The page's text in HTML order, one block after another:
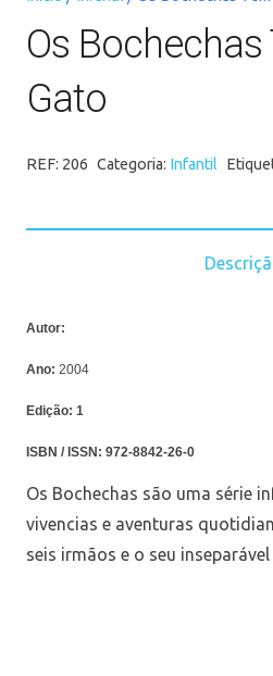
Os
Gato
REF: 206 Categoria: Infantil
Autor:
Ano: 2004
Edição: 1
ISBN / ISSN: 972-8842-26-0
Os Bochechas são uma série
vivencias e aventuras
seis irmãos e o seu